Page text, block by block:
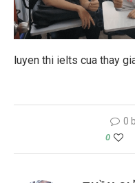
luyen thi ielts cua thay
0
0